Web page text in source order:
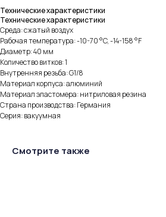
Технические характеристики
Технические характеристики
Среда: сжатый воздух
Рабочая температура: -10-70 °C, -14-158 °F
Диаметр: 40 мм
Количество витков: 1
Внутренняя резьба: G1/8
Материал корпуса: алюминий
Материал эластомера: нитриловая резина
Страна производства: Германия
Серия: вакуумная
Смотрите также